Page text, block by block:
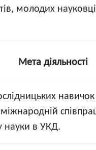
молодих
Мета діяльності
науки в УКД.